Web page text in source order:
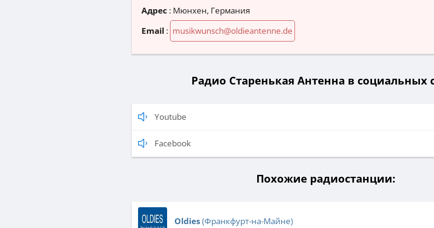
Адрес : Мюнхен, Германия
Email : musikwunsch@oldieantenne.de
Радио Старенькая Антенна в социальных
Youtube
Facebook
Похожие радиостанции:
Oldies(Франкфурт-на-Майне)